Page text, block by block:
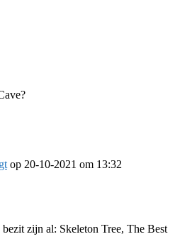
op 20-10-2021 om 13:32
zijn al: Skeleton Tree, The Best